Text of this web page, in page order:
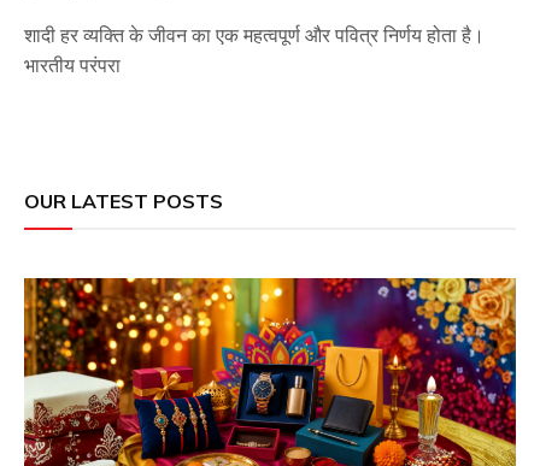
शादी हर व्यक्ति के जीवन का एक महत्वपूर्ण और पवित्र निर्णय होता है।
भारतीय परंपरा
OUR LATEST POSTS